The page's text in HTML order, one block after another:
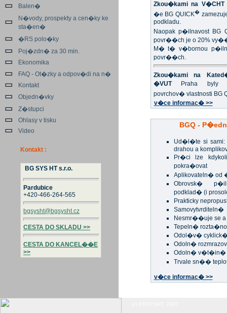
Balen�
N�vody, prospekty a cen�ky ke
sta�en�
�RS polo�ky
Poj�zdn� za 30 min.
Ekonomika
FAQ - Ot�zky a odpov�di na n�
Kontakt
Objedn�vky
Z�stupci
Ohlasy v tisku
Video
Kontakt :
BG SYS HT s.r.o.
Pardubice
+420-466-264-565
bgsysht@bgsysht.cz
CESTA DO SKLADU >>
CESTA DO KANCEL��E
>>
Zkou�kami na V�CHT
�e BG QUICK�
podkladu.
Naopak p�ilnavost BG
povr��ch je o 20%
M� t� v�bornou
povr��ch.
Zkou�kami na
�VUTPraha byly
povrchov� vlastnosti BG
v�ce informac� >>
BGQ -
Ud�l�te si
drahou a
Pr�ci lze
pokra�ovat
Aplikovateln� od
Obrovsk�
podklad� (i
Prakticky
Samovytvrditeln�
Nesmr��uje se
Tepeln�
Odol�v�
Odoln�
Odoln� v�t�in�
Trvale sn��
v�ce informac� >>